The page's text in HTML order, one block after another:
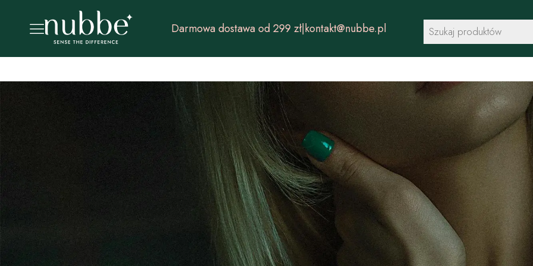
Darmowa dostawa od 299 zł|kontakt@nubbe.pl Wyszukiwarka
produktów